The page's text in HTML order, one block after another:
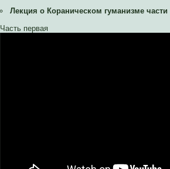
Лекция о Кораническом гуманизме части
Часть первая